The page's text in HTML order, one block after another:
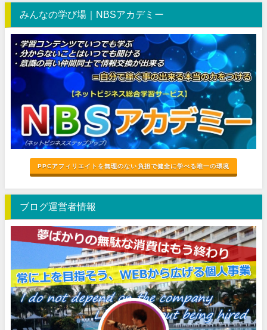
みんなの学び場｜NBSアカデミー
PPCアフィリエイトを無理のない負担で健全に学べる唯一の環境
ブログ運営者情報